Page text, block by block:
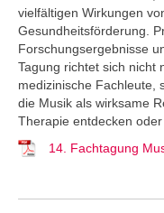
vielfältigen Wirkungen
Gesundheitsförderung.
Forschungsergebnisse
Tagung richtet sich nicht
medizinische Fachleute,
die Musik als wirksame
Therapie entdecken
14. Fachtagung